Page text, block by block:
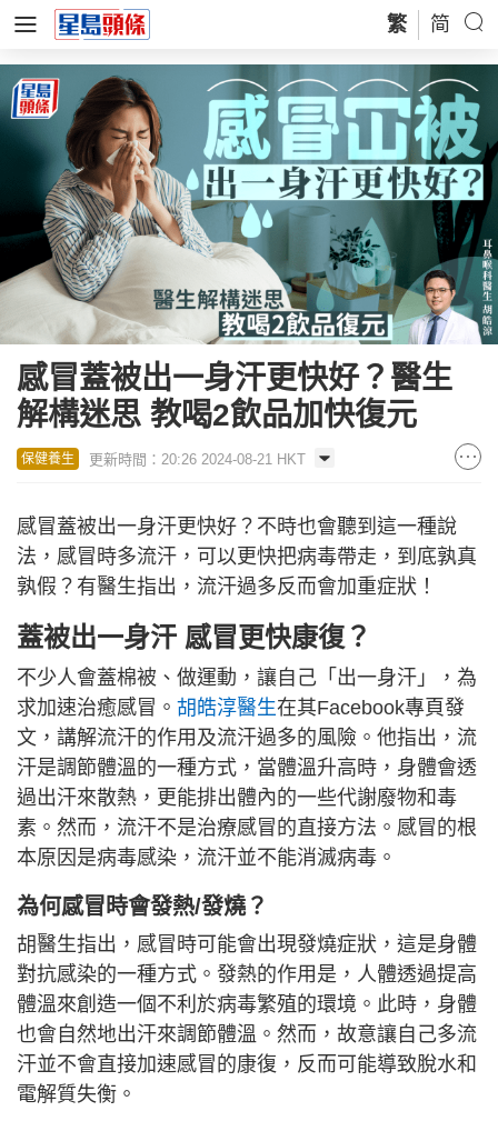
繁 简
感冒蓋被出一身汗更快好？醫生
解構迷思 教喝2飲品加快復元
保健養生 更新時間：20:26 2024-08-21 HKT
感冒蓋被出一身汗更快好？不時也會聽到這一種說
法，感冒時多流汗，可以更快把病毒帶走，到底孰真
孰假？有醫生指出，流汗過多反而會加重症狀！
蓋被出一身汗 感冒更快康復？
不少人會蓋棉被、做運動，讓自己「出一身汗」，為
求加速治癒感冒。 胡皓淳醫生在其Facebook專頁發
文，講解流汗的作用及流汗過多的風險。他指出，流
汗是調節體溫的一種方式，當體溫升高時，身體會透
過出汗來散熱，更能排出體內的一些代謝廢物和毒
素。然而，流汗不是治療感冒的直接方法。感冒的根
本原因是病毒感染，流汗並不能消滅病毒。
為何感冒時會發熱/發燒？
胡醫生指出，感冒時可能會出現發燒症狀，這是身體
對抗感染的一種方式。發熱的作用是，人體透過提高
體溫來創造一個不利於病毒繁殖的環境。此時，身體
也會自然地出汗來調節體溫。然而，故意讓自己多流
汗並不會直接加速感冒的康復，反而可能導致脫水和
電解質失衡。